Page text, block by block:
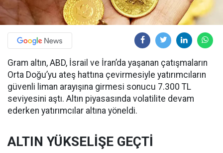
Gram altın, ABD, İsrail ve İran’da yaşanan çatışmaların
Orta Doğu’yu ateş hattına çevirmesiyle yatırımcıların
güvenli liman arayışına girmesi sonucu 7.300 TL
seviyesini aştı. Altın piyasasında volatilite devam
ederken yatırımcılar altına yöneldi.
ALTIN YÜKSELİŞE GEÇTİ